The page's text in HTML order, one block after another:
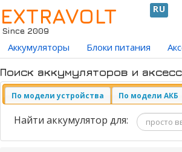
EXTRAVOLT
Since 2009
RU
Аккумуляторы Блоки питания
Поиск аккумуляторов и
По модели устройства По модели АКБ
Найти аккумулятор для: